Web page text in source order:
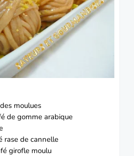
moulues
de gomme arabique
rase de cannelle
girofle moulu